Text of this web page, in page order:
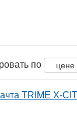
по цене
TRIME X-